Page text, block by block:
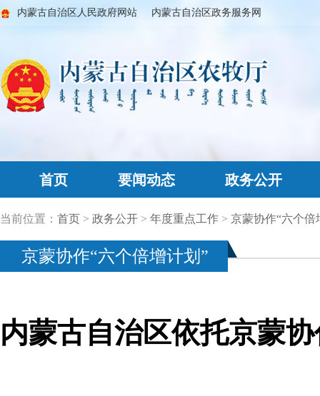
内蒙古自治区人民政府网站 内蒙古自治区政务服务网
首页 要闻动态 政务公开
当前位置： 首页 > 政务公开 > 年度重点工作 > 京蒙协作“六个倍
京蒙协作“六个倍增计划”
内蒙古自治区依托京蒙